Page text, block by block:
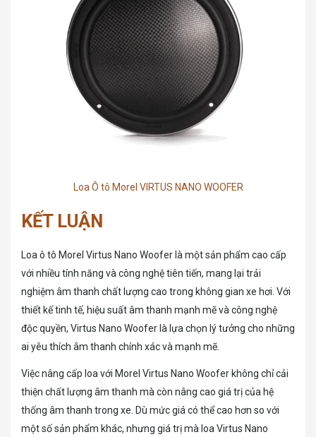
Loa Ô tô Morel VIRTUS NANO WOOFER
KẾT LUẬN
Loa ô tô Morel Virtus Nano Woofer là một sản phẩm cao cấp
với nhiều tính năng và công nghệ tiên tiến, mang lại trải
nghiệm âm thanh chất lượng cao trong không gian xe hơi. Với
thiết kế tinh tế, hiệu suất âm thanh mạnh mẽ và công nghệ
độc quyền, Virtus Nano Woofer là lựa chọn lý tưởng cho những
ai yêu thích âm thanh chính xác và mạnh mẽ.
Việc nâng cấp loa với Morel Virtus Nano Woofer không chỉ cải
thiện chất lượng âm thanh mà còn nâng cao giá trị của hệ
thống âm thanh trong xe. Dù mức giá có thể cao hơn so với
một số sản phẩm khác, nhưng giá trị mà loa Virtus Nano